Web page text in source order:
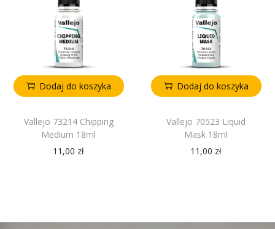
Dodaj do koszyka
Vallejo 73214 Chipping
Medium 18ml
11,00 zł
Dodaj do koszyka
Vallejo 70523 Liquid
Mask 18ml
11,00 zł